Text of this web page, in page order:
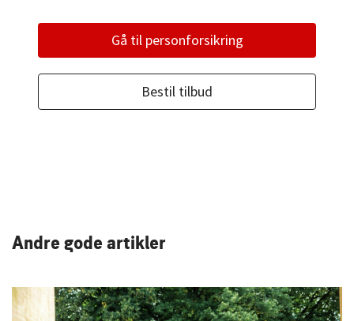
Gå til personforsikring
Bestil tilbud
Andre gode artikler